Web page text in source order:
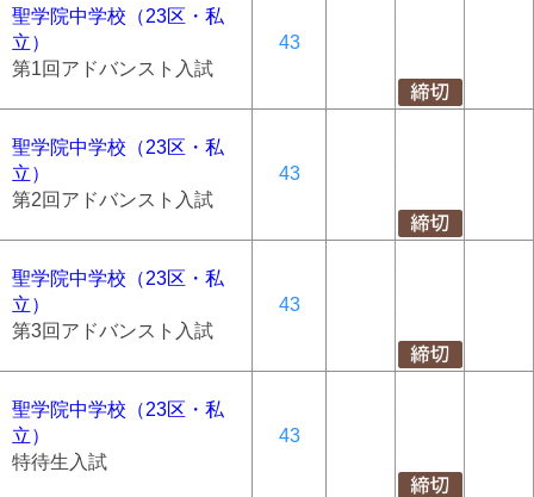
聖学院中学校（23区・私
立）
第1回アドバンスト入試
43
聖学院中学校（23区・私
立）
第2回アドバンスト入試
43
聖学院中学校（23区・私
立）
第3回アドバンスト入試
43
聖学院中学校（23区・私
立）
特待生入試
43